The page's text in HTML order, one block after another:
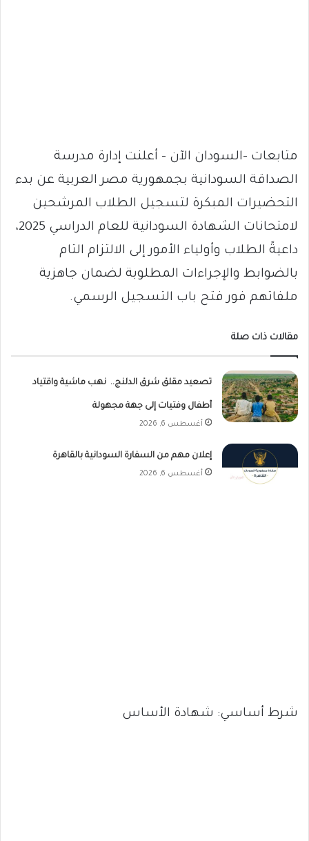
متابعات -السودان الآن – أعلنت إدارة مدرسة
الصداقة السودانية بجمهورية مصر العربية عن بدء
التحضيرات المبكرة لتسجيل الطلاب المرشحين
لامتحانات الشهادة السودانية للعام الدراسي 2025،
داعيةً الطلاب وأولياء الأمور إلى الالتزام التام
بالضوابط والإجراءات المطلوبة لضمان جاهزية
ملفاتهم فور فتح باب التسجيل الرسمي.
مقالات ذات صلة
تصعيد مقلق شرق الدلنج.. نهب ماشية واقتياد
أطفال وفتيات إلى جهة مجهولة
أغسطس 6, 2026
إعلان مهم من السفارة السودانية بالقاهرة
أغسطس 6, 2026
شرط أساسي: شهادة الأساس